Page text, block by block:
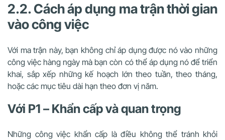
2.2. Cách áp dụng ma trận thời gian
vào công việc
Với ma trận này, bạn không chỉ áp dụng được nó vào những
công việc hàng ngày mà bạn còn có thể áp dụng nó để triển
khai, sắp xếp những kế hoạch lớn theo tuần, theo tháng,
hoặc các mục tiêu dài hạn theo đơn vị năm.
Với P1 – Khẩn cấp và quan trọng
Những công việc khẩn cấp là điều không thể tránh khỏi